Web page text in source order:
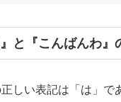
』と『こんばんわ』
正しい表記は「は」で